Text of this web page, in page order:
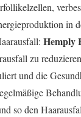
in
Hemply
zu
und die
so den